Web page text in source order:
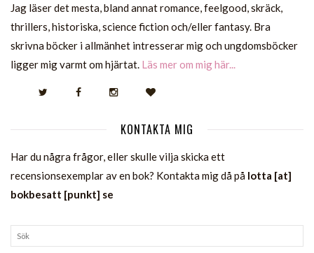
Jag läser det mesta, bland annat romance, feelgood, skräck,
thrillers, historiska, science fiction och/eller fantasy. Bra
skrivna böcker i allmänhet intresserar mig och ungdomsböcker
ligger mig varmt om hjärtat. Läs mer om mig här...
KONTAKTA MIG
Har du några frågor, eller skulle vilja skicka ett
recensionsexemplar av en bok? Kontakta mig då på lotta [at]
bokbesatt [punkt] se